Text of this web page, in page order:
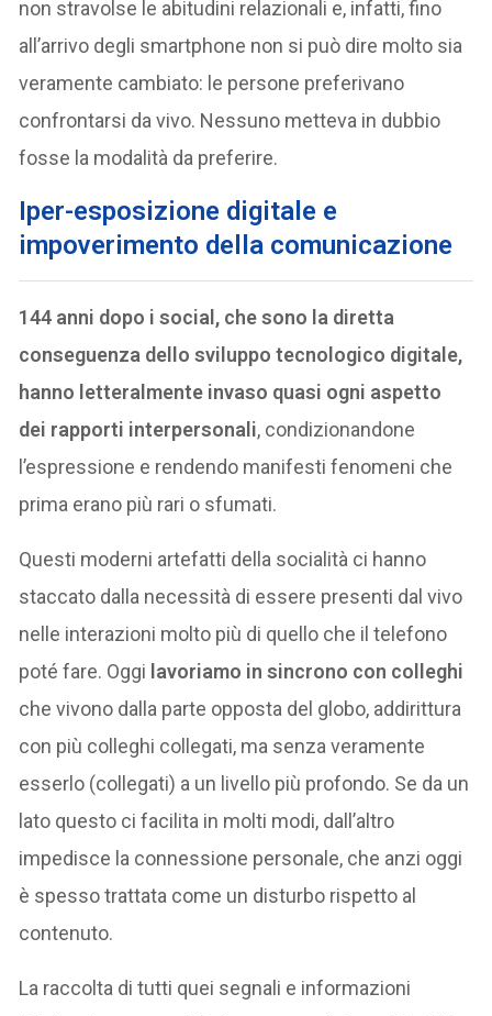
non stravolse le abitudini relazionali e, infatti, fino
all’arrivo degli smartphone non si può dire molto sia
veramente cambiato: le persone preferivano
confrontarsi da vivo. Nessuno metteva in dubbio
fosse la modalità da preferire.
Iper-esposizione digitale e
impoverimento della comunicazione
144 anni dopo i social, che sono la diretta
conseguenza dello sviluppo tecnologico digitale,
hanno letteralmente invaso quasi ogni aspetto
dei rapporti interpersonali, condizionandone
l’espressione e rendendo manifesti fenomeni che
prima erano più rari o sfumati.
Questi moderni artefatti della socialità ci hanno
staccato dalla necessità di essere presenti dal vivo
nelle interazioni molto più di quello che il telefono
poté fare. Oggi lavoriamo in sincrono con colleghi
che vivono dalla parte opposta del globo, addirittura
con più colleghi collegati, ma senza veramente
esserlo (collegati) a un livello più profondo. Se da un
lato questo ci facilita in molti modi, dall’altro
impedisce la connessione personale, che anzi oggi
è spesso trattata come un disturbo rispetto al
contenuto.
La raccolta di tutti quei segnali e informazioni